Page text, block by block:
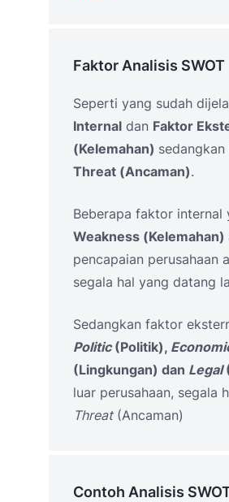
Faktor Analisis SWOT
Seperti yang sudah
Internal dan Faktor
(Kelemahan)
Threat (Ancaman).
Beberapa faktor internal
Weakness (Kelemahan)
pencapaian perusahaan
segala hal yang datang
Sedangkan faktor
Politic(Politik),
(Lingkungan) dan Legal
luar perusahaan, segala
Threat(Ancaman)
Contoh Analisis